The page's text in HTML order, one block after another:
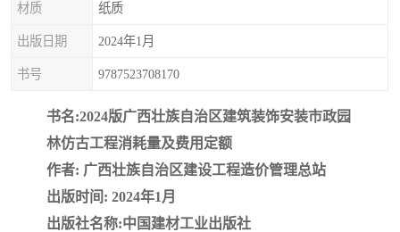
材质 纸质
出版日期 2024年1月
书号 9787523708170
书名:2024版广西壮族自治区建筑装饰安装市政园
林仿古工程消耗量及费用定额
作者: 广西壮族自治区建设工程造价管理总站
出版时间: 2024年1月
出版社名称:中国建材工业出版社
福建建设工程预算定额
辽宁省工程计价定额 上海建设预算工程定额
江西省建筑工程预算定额 安徽省建设工程预算定额
锅炉及压力容器规范国际